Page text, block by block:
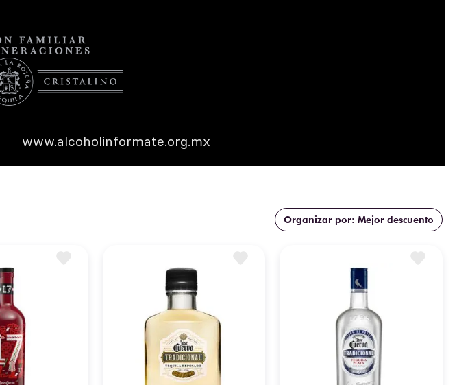
www.alcoholinformate.org.mx
Mejor descuento